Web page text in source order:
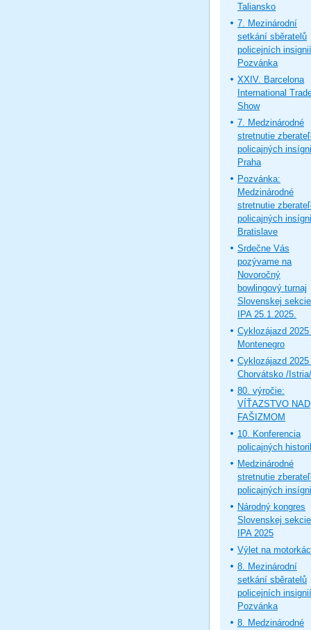
Taliansko
7. Mezinárodní
setkání sběratelů
policejních
Pozvánka
XXIV. Barcelona
International
Show
7. Medzinárodné
stretnutie
policajných
Praha
Pozvánka:
Medzinárodné
stretnutie
policajných
Bratislave
Srdečne Vás
pozývame na
Novoročný
bowlingový turnaj
Slovenskej sekcie
IPA 25.1.2025.
Cyklozájazd 2025
Montenegro
Cyklozájazd 2025
Chorvátsko /Istria/
80. výročie:
VÍŤAZSTVO NAD
FAŠIZMOM
10. Konferencia
policajných
Medzinárodné
stretnutie
policajných
Národný kongres
Slovenskej sekcie
IPA 2025
Výlet na
8. Mezinárodní
setkání sběratelů
policejních
Pozvánka
8. Medzinárodné